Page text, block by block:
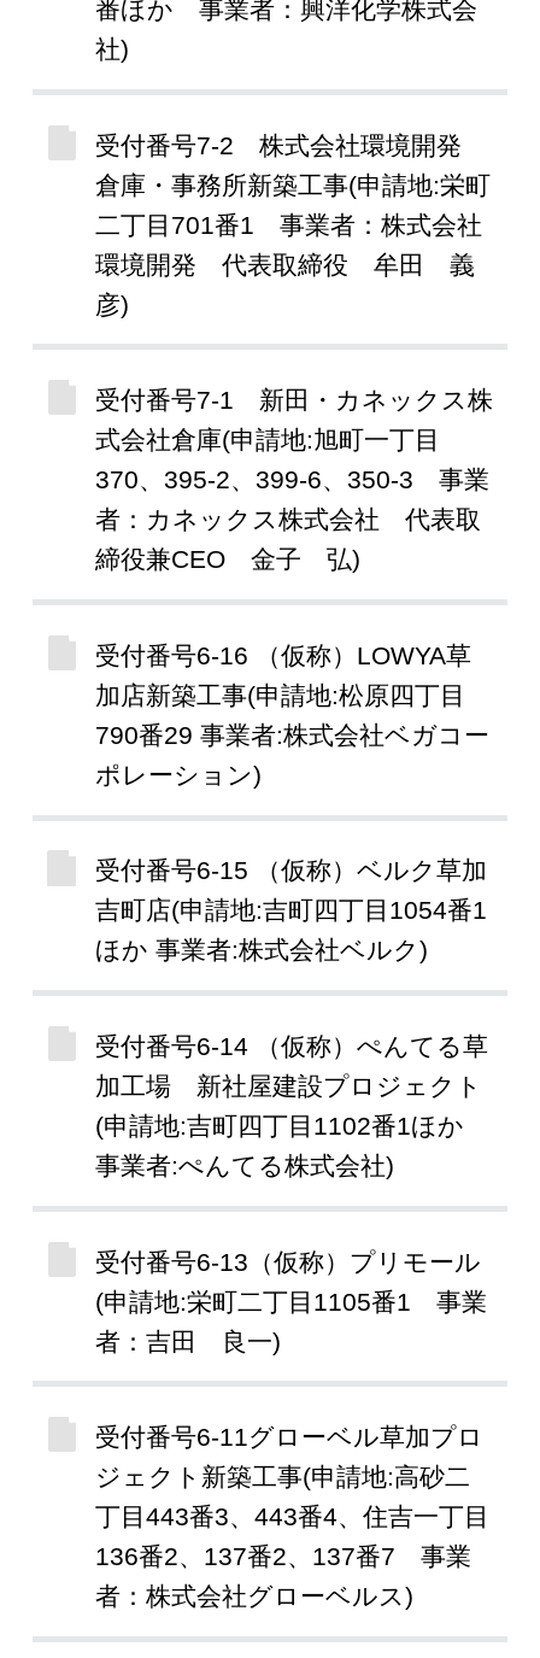
番ほか 事業者：興洋化学株式会
社)
受付番号7-2 株式会社環境開発
倉庫・事務所新築工事(申請地:栄町
二丁目701番1 事業者：株式会社
環境開発 代表取締役 牟田 義
彦)
受付番号7-1 新田・カネックス株
式会社倉庫(申請地:旭町一丁目
370、395-2、399-6、350-3 事業
者：カネックス株式会社 代表取
締役兼CEO 金子 弘)
受付番号6-16 （仮称）LOWYA草
加店新築工事(申請地:松原四丁目
790番29 事業者:株式会社ベガコー
ポレーション)
受付番号6-15 （仮称）ベルク草加
吉町店(申請地:吉町四丁目1054番1
ほか 事業者:株式会社ベルク)
受付番号6-14 （仮称）ぺんてる草
加工場 新社屋建設プロジェクト
(申請地:吉町四丁目1102番1ほか
事業者:ぺんてる株式会社)
受付番号6-13（仮称）プリモール
(申請地:栄町二丁目1105番1 事業
者：吉田 良一)
受付番号6-11グローベル草加プロ
ジェクト新築工事(申請地:高砂二
丁目443番3、443番4、住吉一丁目
136番2、137番2、137番7 事業
者：株式会社グローベルス)